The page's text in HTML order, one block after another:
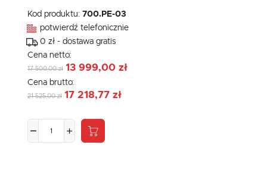
Kod produktu: 700.PE-03
potwierdź telefonicznie
0 zł - dostawa gratis
Cena netto:
17 500,00 zł 13 999,00 zł
Cena brutto:
21 525,00 zł 17 218,77 zł